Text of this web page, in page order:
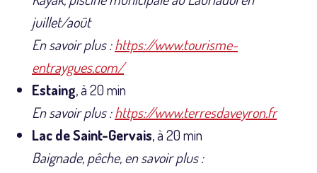
juillet/août
En savoir plus :https://www.tourisme-
entraygues.com/
Estaing, à 20 min
En savoir plus :https://www.terresdaveyron.fr
Lac de Saint-Gervais, à 20 min
Baignade, pêche, en savoir plus :